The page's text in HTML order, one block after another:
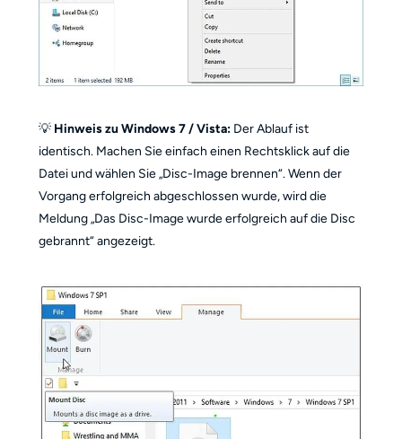
💡Hinweis zu Windows 7 / Vista: Der Ablauf ist
identisch. Machen Sie einfach einen Rechtsklick auf die
Datei und wählen Sie „Disc-Image brennen“. Wenn der
Vorgang erfolgreich abgeschlossen wurde, wird die
Meldung „Das Disc-Image wurde erfolgreich auf die Disc
gebrannt“ angezeigt.